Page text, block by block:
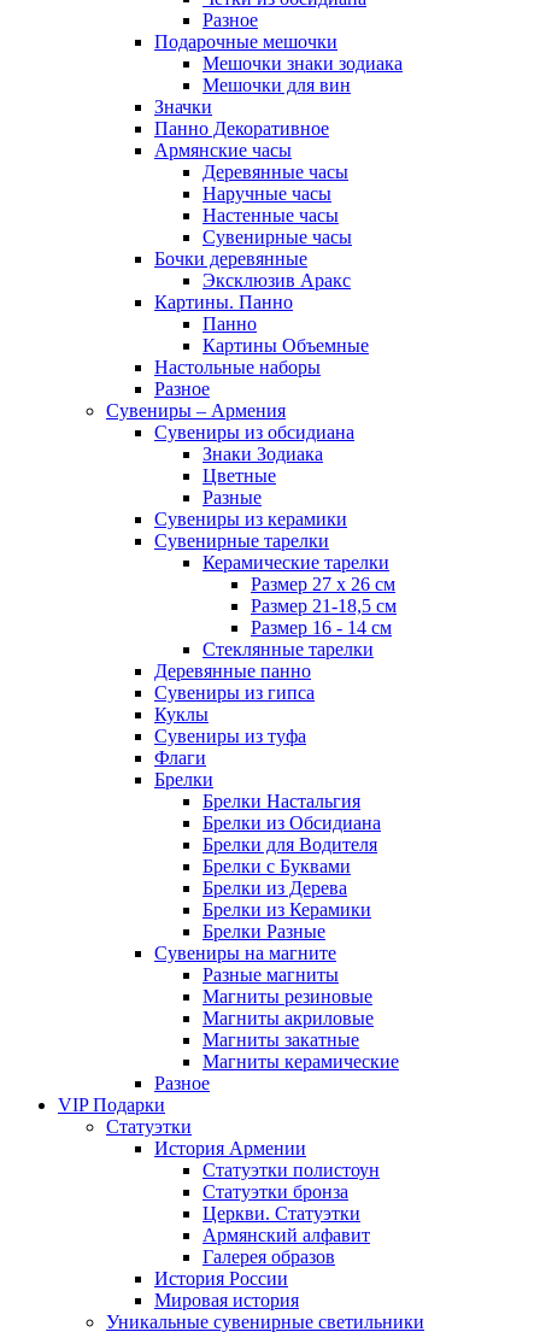
Разное
Подарочные мешочки
Мешочки знаки зодиака
Мешочки для вин
Значки
Панно Декоративное
Армянские часы
Деревянные часы
Наручные часы
Настенные часы
Сувенирные часы
Бочки деревянные
Эксклюзив Аракс
Картины. Панно
Панно
Картины Объемные
Настольные наборы
Разное
Сувениры – Армения
Сувениры из обсидиана
Знаки Зодиака
Цветные
Разные
Сувениры из керамики
Сувенирные тарелки
Керамические тарелки
Размер 27 х 26 см
Размер 21-18,5 см
Размер 16 - 14 см
Стеклянные тарелки
Деревянные панно
Сувениры из гипса
Куклы
Сувениры из туфа
Флаги
Брелки
Брелки Настальгия
Брелки из Обсидиана
Брелки для Водителя
Брелки с Буквами
Брелки из Дерева
Брелки из Керамики
Брелки Разные
Сувениры на магните
Разные магниты
Магниты резиновые
Магниты акриловые
Магниты закатные
Магниты керамические
Разное
VIP Подарки
Статуэтки
История Армении
Статуэтки полистоун
Статуэтки бронза
Церкви. Статуэтки
Армянский алфавит
Галерея образов
История России
Мировая история
Уникальные сувенирные светильники